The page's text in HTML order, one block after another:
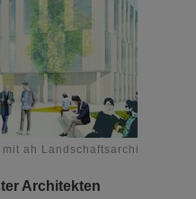
ah Landschaftsarchitekten
Architekten